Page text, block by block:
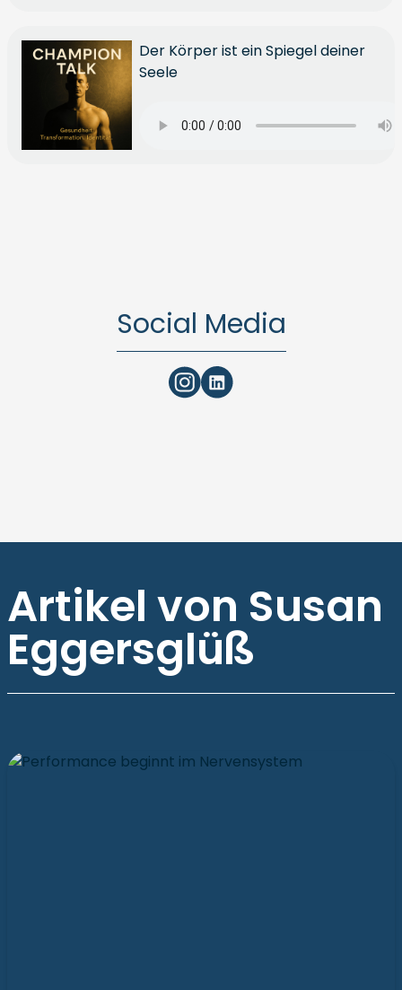
Der Körper ist ein Spiegel deiner
Seele
Social Media
Artikel von Susan
Eggersglüß